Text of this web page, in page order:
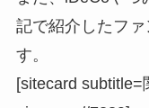
記で紹介したフ
す。
[sitecard subtitle=